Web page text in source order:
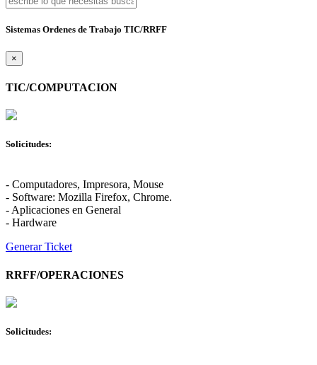
Sistemas Ordenes de Trabajo TIC/RRFF
×
TIC/COMPUTACION
Solicitudes:
- Computadores, Impresora, Mouse
- Software: Mozilla Firefox, Chrome.
- Aplicaciones en General
- Hardware
Generar Ticket
RRFF/OPERACIONES
Solicitudes: